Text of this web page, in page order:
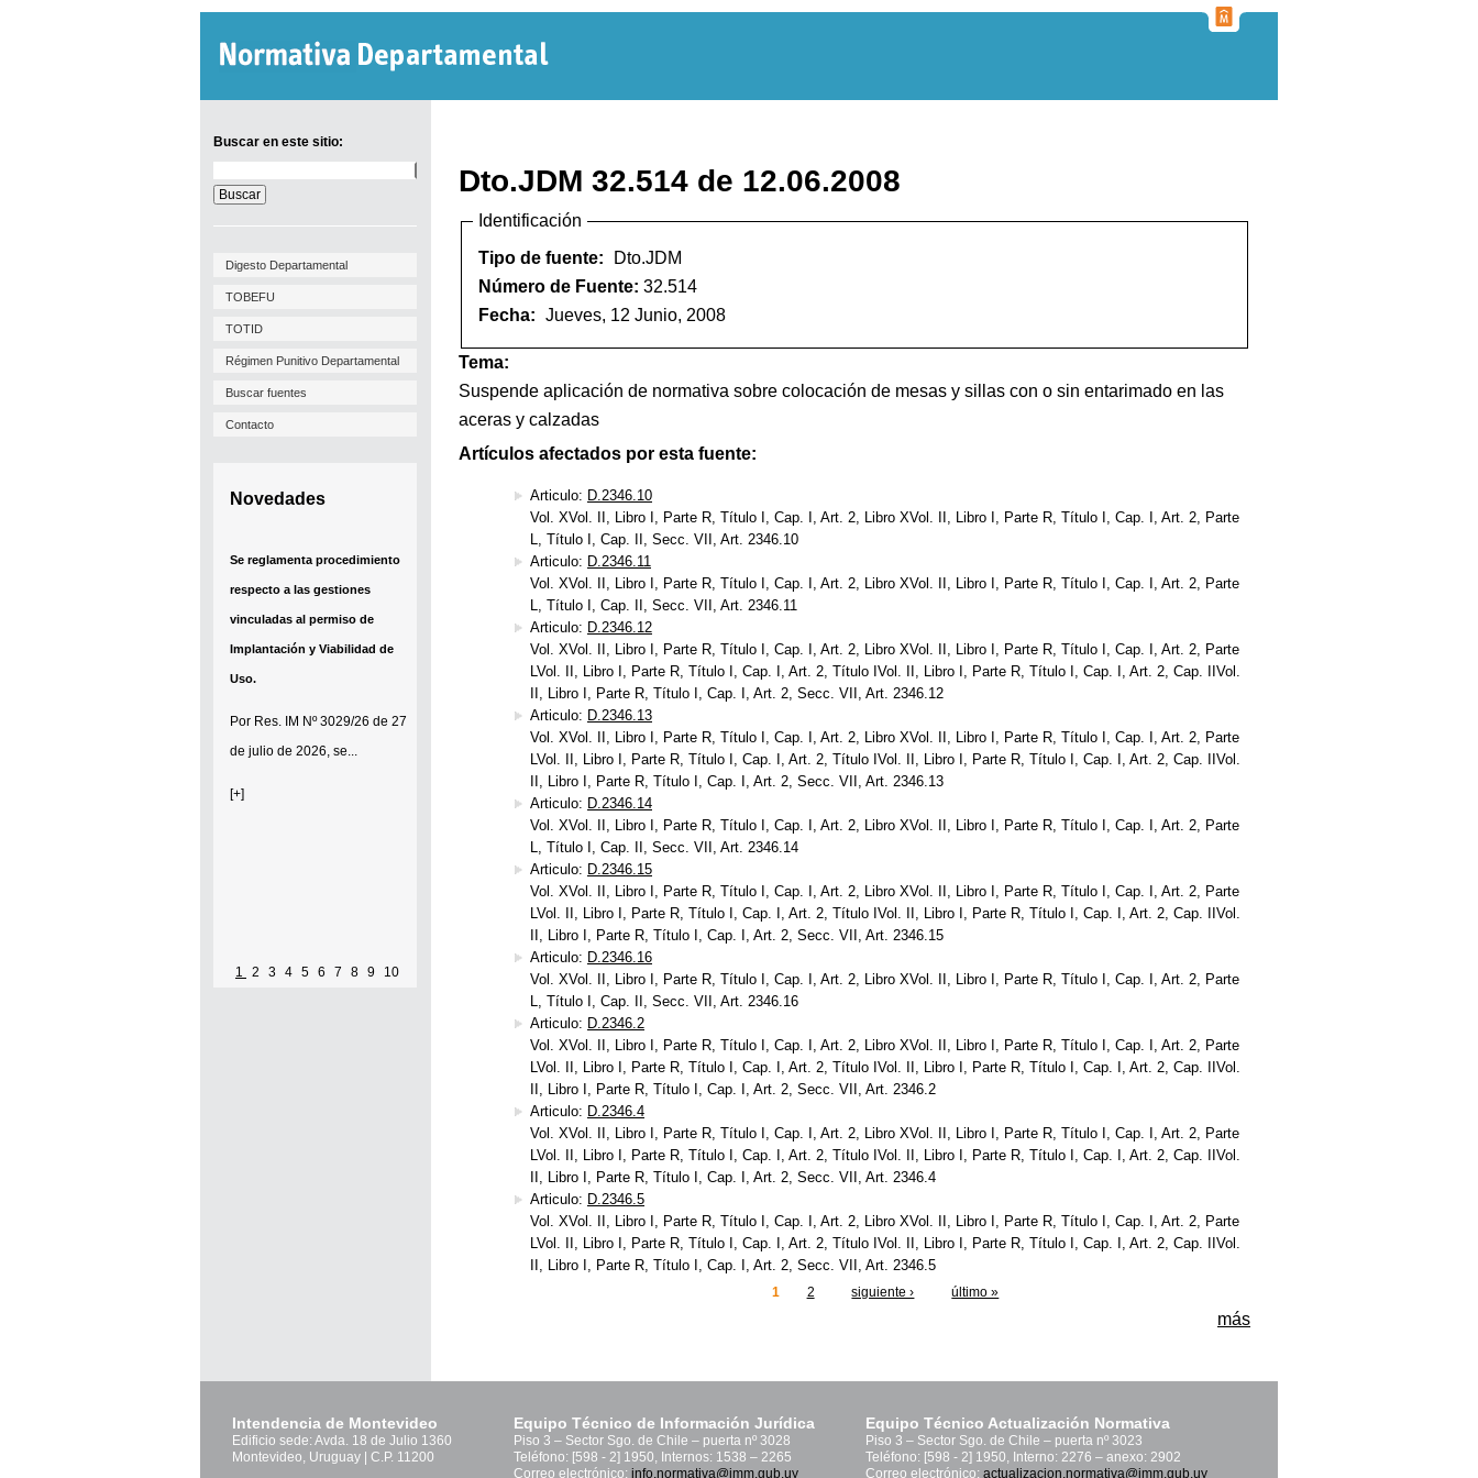
Buscar en este sitio:
en
este
sitio:
Digesto Departamental
TOBEFU
TOTID
Régimen Punitivo Departamental
Buscar fuentes
Contacto
Novedades
Se reglamenta procedimiento
respecto a las gestiones
vinculadas al permiso de
Implantación y Viabilidad de
Uso.
Por Res. IM Nº 3029/26 de 27
de julio de 2026, se...
[+]
1 2 3 4 5 6 7 8 9 10
Dto.JDM 32.514 de 12.06.2008
Identificación
Tipo de fuente:
Dto.JDM
Número de Fuente: 32.514
Fecha: Jueves, 12 Junio, 2008
Tema:
Suspende aplicación de normativa sobre colocación de mesas y sillas con o sin entarimado en las
aceras y calzadas
Artículos afectados por esta fuente:
Articulo: D.2346.10
Vol. XVol. II, Libro I, Parte R, Título I, Cap. I, Art. 2, Libro XVol. II, Libro I, Parte R, Título I, Cap. I, Art. 2, Parte
L, Título I, Cap. II, Secc. VII, Art. 2346.10
Articulo: D.2346.11
Vol. XVol. II, Libro I, Parte R, Título I, Cap. I, Art. 2, Libro XVol. II, Libro I, Parte R, Título I, Cap. I, Art. 2, Parte
L, Título I, Cap. II, Secc. VII, Art. 2346.11
Articulo: D.2346.12
Vol. XVol. II, Libro I, Parte R, Título I, Cap. I, Art. 2, Libro XVol. II, Libro I, Parte R, Título I, Cap. I, Art. 2, Parte
LVol. II, Libro I, Parte R, Título I, Cap. I, Art. 2, Título IVol. II, Libro I, Parte R, Título I, Cap. I, Art. 2, Cap. IIVol.
II, Libro I, Parte R, Título I, Cap. I, Art. 2, Secc. VII, Art. 2346.12
Articulo: D.2346.13
Vol. XVol. II, Libro I, Parte R, Título I, Cap. I, Art. 2, Libro XVol. II, Libro I, Parte R, Título I, Cap. I, Art. 2, Parte
LVol. II, Libro I, Parte R, Título I, Cap. I, Art. 2, Título IVol. II, Libro I, Parte R, Título I, Cap. I, Art. 2, Cap. IIVol.
II, Libro I, Parte R, Título I, Cap. I, Art. 2, Secc. VII, Art. 2346.13
Articulo: D.2346.14
Vol. XVol. II, Libro I, Parte R, Título I, Cap. I, Art. 2, Libro XVol. II, Libro I, Parte R, Título I, Cap. I, Art. 2, Parte
L, Título I, Cap. II, Secc. VII, Art. 2346.14
Articulo: D.2346.15
Vol. XVol. II, Libro I, Parte R, Título I, Cap. I, Art. 2, Libro XVol. II, Libro I, Parte R, Título I, Cap. I, Art. 2, Parte
LVol. II, Libro I, Parte R, Título I, Cap. I, Art. 2, Título IVol. II, Libro I, Parte R, Título I, Cap. I, Art. 2, Cap. IIVol.
II, Libro I, Parte R, Título I, Cap. I, Art. 2, Secc. VII, Art. 2346.15
Articulo: D.2346.16
Vol. XVol. II, Libro I, Parte R, Título I, Cap. I, Art. 2, Libro XVol. II, Libro I, Parte R, Título I, Cap. I, Art. 2, Parte
L, Título I, Cap. II, Secc. VII, Art. 2346.16
Articulo: D.2346.2
Vol. XVol. II, Libro I, Parte R, Título I, Cap. I, Art. 2, Libro XVol. II, Libro I, Parte R, Título I, Cap. I, Art. 2, Parte
LVol. II, Libro I, Parte R, Título I, Cap. I, Art. 2, Título IVol. II, Libro I, Parte R, Título I, Cap. I, Art. 2, Cap. IIVol.
II, Libro I, Parte R, Título I, Cap. I, Art. 2, Secc. VII, Art. 2346.2
Articulo: D.2346.4
Vol. XVol. II, Libro I, Parte R, Título I, Cap. I, Art. 2, Libro XVol. II, Libro I, Parte R, Título I, Cap. I, Art. 2, Parte
LVol. II, Libro I, Parte R, Título I, Cap. I, Art. 2, Título IVol. II, Libro I, Parte R, Título I, Cap. I, Art. 2, Cap. IIVol.
II, Libro I, Parte R, Título I, Cap. I, Art. 2, Secc. VII, Art. 2346.4
Articulo: D.2346.5
Vol. XVol. II, Libro I, Parte R, Título I, Cap. I, Art. 2, Libro XVol. II, Libro I, Parte R, Título I, Cap. I, Art. 2, Parte
LVol. II, Libro I, Parte R, Título I, Cap. I, Art. 2, Título IVol. II, Libro I, Parte R, Título I, Cap. I, Art. 2, Cap. IIVol.
II, Libro I, Parte R, Título I, Cap. I, Art. 2, Secc. VII, Art. 2346.5
1 2 siguiente › último »
más
Intendencia de Montevideo
Edificio sede: Avda. 18 de Julio 1360
Montevideo, Uruguay | C.P. 11200
Equipo Técnico Actualización Normativa
Piso 3 – Sector Sgo. de Chile – puerta nº 3023
Teléfono: [598 - 2] 1950, Interno: 2276 – anexo: 2902
Correo electrónico: actualizacion.normativa@imm.gub.uy
Equipo Técnico de Información Jurídica
Piso 3 – Sector Sgo. de Chile – puerta nº 3028
Teléfono: [598 - 2] 1950, Internos: 1538 – 2265
Correo electrónico: info.normativa@imm.gub.uy